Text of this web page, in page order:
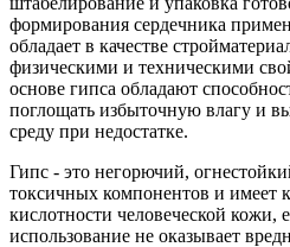
формирования сердечника
обладает в качестве
физическими и техническими
основе гипса обладают
поглощать избыточную влагу и
среду при недостатке.
Гипс - это негорючий,
токсичных компонентов и имеет
кислотности человеческой кожи,
использование не оказывает